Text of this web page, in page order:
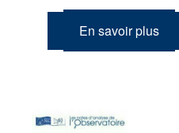
En savoir plus